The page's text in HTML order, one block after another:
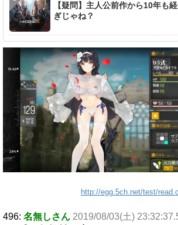
【疑問】主人公前作から10年も
ぎじゃね？
http://egg.5ch.net/test/
496: 名無しさん 2019/08/03(土)